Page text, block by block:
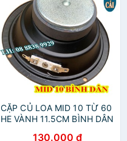
CẶP CỦ LOA MID 10 TỪ 60
HE VÀNH 11.5CM BÌNH DÂN
130.000 đ